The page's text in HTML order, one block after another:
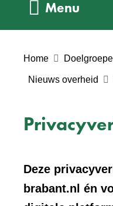
Menu
Home
Nieuws overheid
Deze
brabant.nl én